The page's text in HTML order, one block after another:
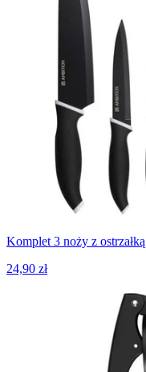
Komplet 3 noży z
24,90 zł